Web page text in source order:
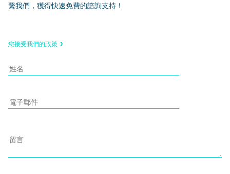
繫我們，獲得快速免費的諮詢支持！
您接受我們的政策